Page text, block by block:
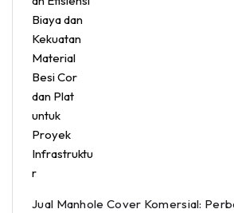
Jual Manhole Cover Komersial: